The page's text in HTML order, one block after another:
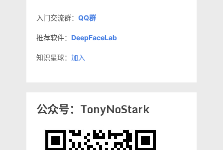
入门交流群： QQ群
推荐软件： DeepFaceLab
知识星球： 加入
公众号：TonyNoStark